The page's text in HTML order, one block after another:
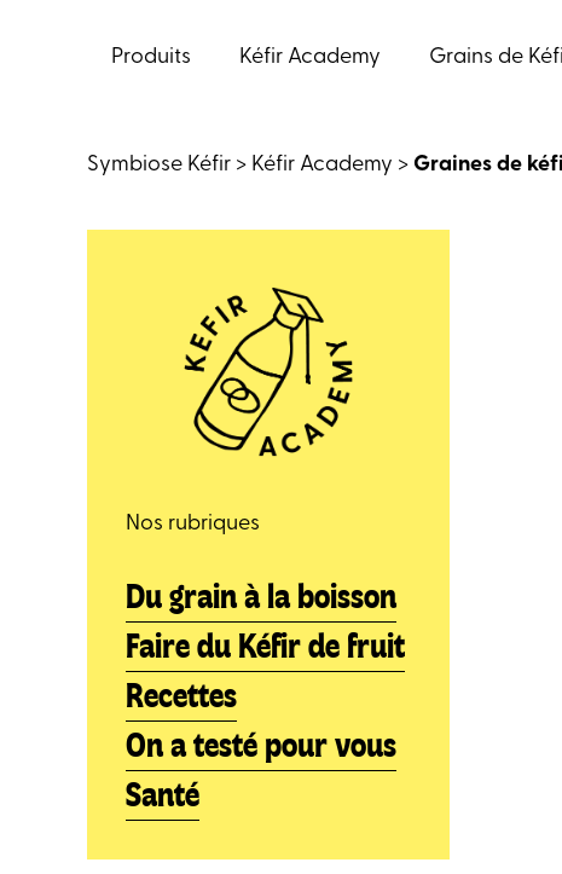
Produits Kéfir Academy Grains de
Symbiose Kéfir > Kéfir Academy > Graines de
Nos rubriques
Du grain à la boisson
Faire du Kéfir de fruit
Recettes
On a testé pour vous
Santé